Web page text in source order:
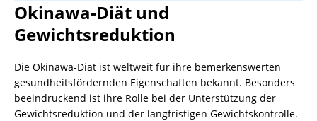
Okinawa-Diät und
Gewichtsreduktion
Die Okinawa-Diät ist weltweit für ihre bemerkenswerten
gesundheitsfördernden Eigenschaften bekannt. Besonders
beeindruckend ist ihre Rolle bei der Unterstützung der
Gewichtsreduktion und der langfristigen Gewichtskontrolle.